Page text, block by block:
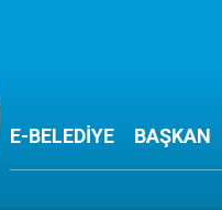
E-BELEDİYE BAŞKAN